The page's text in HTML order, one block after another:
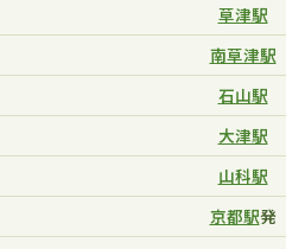
草津駅
南草津駅
石山駅
大津駅
山科駅
京都駅発